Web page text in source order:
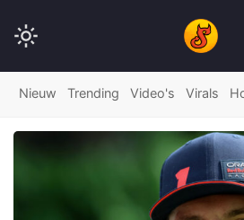
Nieuw Trending Video's Virals